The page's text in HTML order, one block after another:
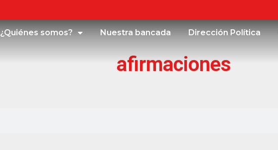
¿Quiénes somos? Nuestra bancada Dirección Política
afirmaciones